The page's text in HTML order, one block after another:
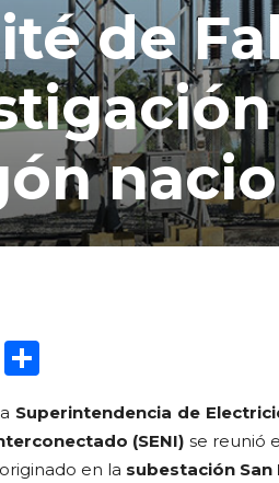
de
E
l
m
p
Superintendencia de
(SENI) se reunió
en la subestación San